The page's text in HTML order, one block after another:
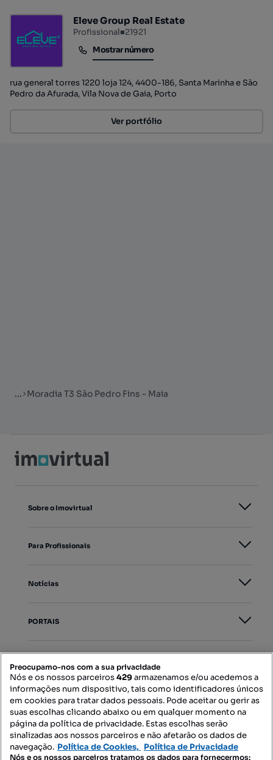
Eleve Group Real Estate
Profissional■21921
Mostrar número
Mostrar número
rua general torres 1220 loja 124, 4400-186, Santa Marinha e São
Pedro da Afurada, Vila Nova de Gaia, Porto
Ver portfólio
... Moradia T3 São Pedro Fins - Maia
Sobre o Imovirtual
Para Profissionais
Notícias
PORTAIS
Contacte-nos
SIGA-NOS:
Preocupamo-nos com a sua privacidade
Nós e os nossos parceiros429armazenamos e/ou acedemos a
informações num dispositivo, tais como identificadores únicos
em cookies para tratar dados pessoais. Pode aceitar ou gerir as
suas escolhas clicando abaixo ou em qualquer momento na
página da política de privacidade. Estas escolhas serão
sinalizadas aos nossos parceiros e não afetarão os dados de
navegação. Política de Cookies, Política de Privacidade
Nós e os nossos parceiros tratamos os dados para fornecermos: